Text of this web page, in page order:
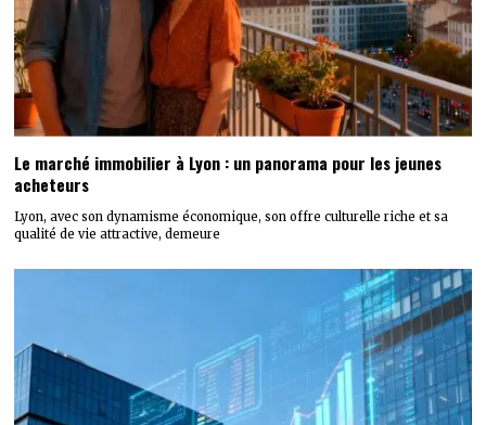
Le marché immobilier à Lyon : un panorama pour les jeunes
acheteurs
Lyon, avec son dynamisme économique, son offre culturelle riche et sa
qualité de vie attractive, demeure